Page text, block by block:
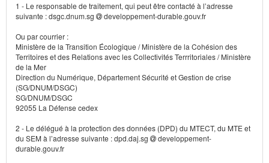
1 - Le responsable de traitement, qui peut être contacté à l’adresse
suivante : dsgc.dnum.sg
developpement-durable.gouv.fr
Ou par courrier :
Ministère de la Transition Écologique / Ministère de la Cohésion des
Territoires et des Relations avec les Collectivités Terrritoriales / Ministère
de la Mer
Direction du Numérique, Département Sécurité et Gestion de crise
(SG/DNUM/DSGC)
SG/DNUM/DSGC
92055 La Défense cedex
2 - Le délégué à la protection des données (DPD) du MTECT, du MTE et
du SEM à l’adresse suivante : dpd.daj.sg
developpement-
durable.gouv.fr